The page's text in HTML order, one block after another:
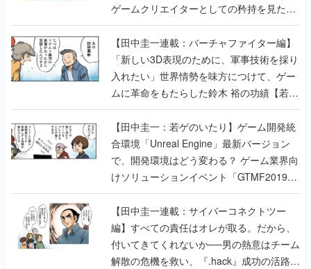
ゲームクリエイターとしての矜持を見た
【若ゲのいたり最終回】
【田中圭一連載：バーチャファイター編】
「新しい3D表現のために、軍事技術を採り
入れたい」世界情勢を味方につけて、ゲー
ムに革命をもたらした鈴木 裕の功績【若ゲ
のいたり】
【田中圭一：若ゲのいたり】ゲーム開発統
合環境「Unreal Engine」最新バージョン
で、開発環境はどう変わる？ ゲーム業界向
けソリューションイベント「GTMF2019」
に行って、より理解を深めよう【PR】
【田中圭一連載：サイバーコネクトツー
編】すべての責任はオレが取る。だから、
付いてきてくれないか──男の熱意はチーム
解散の危機を救い、『.hack』成功の活路を